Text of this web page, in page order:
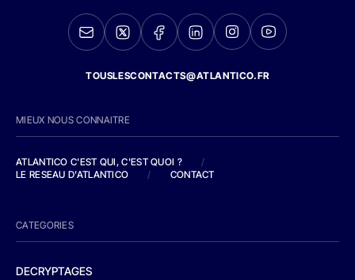
TOUSLESCONTACTS@ATLANTICO.FR
MIEUX NOUS CONNAITRE
ATLANTICO C'EST QUI, C'EST QUOI ?
/
LE RESEAU D'ATLANTICO
/ CONTACT
CATEGORIES
DECRYPTAGES